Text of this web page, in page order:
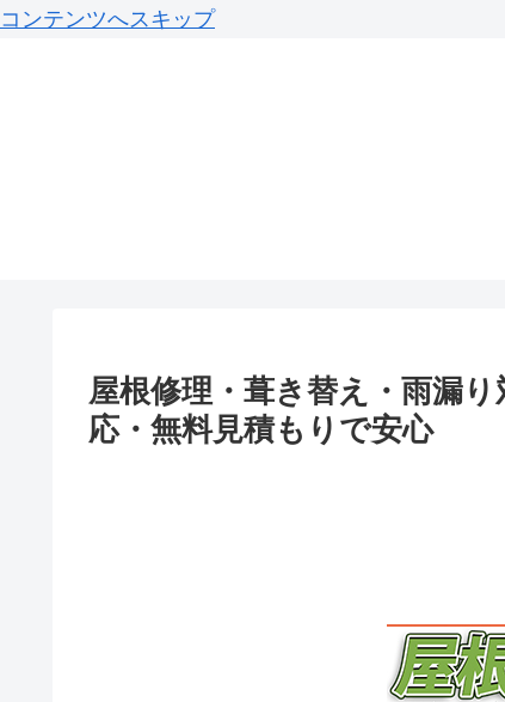
コンテンツへスキップ
屋根修理・葺き替え・雨漏
応・無料見積もりで安心